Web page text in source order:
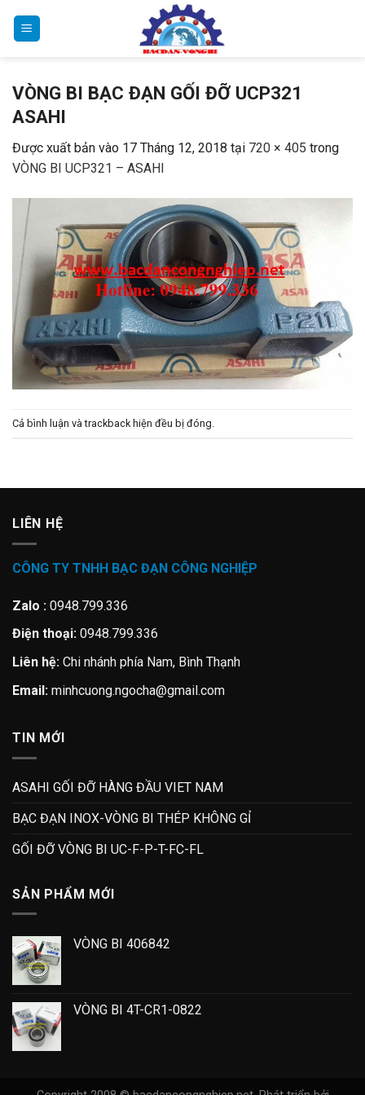
VÒNG BI BẠC ĐẠN GỐI ĐỠ UCP321
ASAHI
Được xuất bản vào 17 Tháng 12, 2018 tại 720 × 405 trong
VÒNG BI UCP321 – ASAHI
Cả bình luận và trackback hiện đều bị đóng.
LIÊN HỆ
CÔNG TY TNHH BẠC ĐẠN CÔNG NGHIỆP
Zalo : 0948.799.336
Điện thoại: 0948.799.336
Liên hệ: Chi nhánh phía Nam, Bình Thạnh
Email: minhcuong.ngocha@gmail.com
TIN MỚI
ASAHI GỐI ĐỠ HÀNG ĐẦU VIET NAM
BẠC ĐẠN INOX-VÒNG BI THÉP KHÔNG GỈ
GỐI ĐỠ VÒNG BI UC-F-P-T-FC-FL
SẢN PHẨM MỚI
VÒNG BI 406842
VÒNG BI 4T-CR1-0822